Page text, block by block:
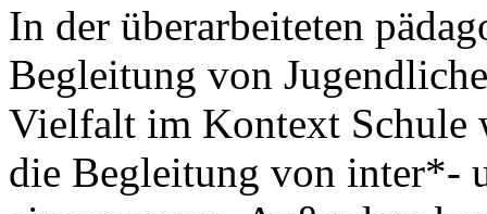
In der überarbeiteten
Begleitung von
Vielfalt im Kontext Schule
die Begleitung von inter*-